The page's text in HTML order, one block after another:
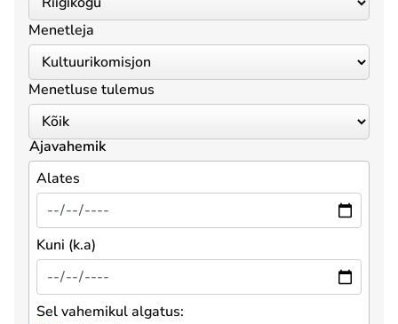
Menetleja
Menetluse tulemus
Ajavahemik
Alates
Kuni (k.a)
Sel vahemikul algatus: